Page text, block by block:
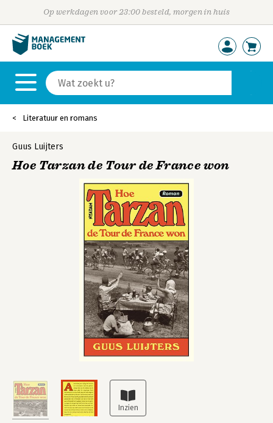
Op werkdagen voor 23:00 besteld, morgen in huis
Literatuur en romans
Guus Luijters
Hoe Tarzan de Tour de France won